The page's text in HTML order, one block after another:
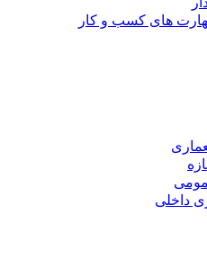
های کسب و کار
داخلی